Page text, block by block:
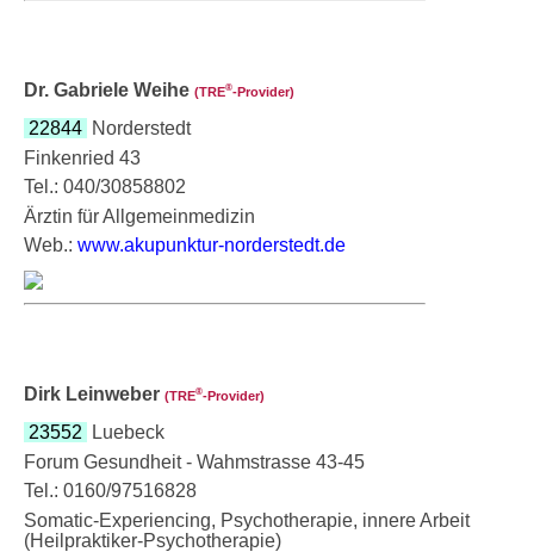
Dr. Gabriele Weihe (TRE®‑Provider)
22844 Norderstedt
Finkenried 43
Tel.: 040/30858802
Ärztin für Allgemeinmedizin
Web.: www.akupunktur-norderstedt.de
Dirk Leinweber (TRE®‑Provider)
23552
Luebeck
Forum Gesundheit - Wahmstrasse 43-45
Tel.: 0160/97516828
Somatic-Experiencing, Psychotherapie, innere Arbeit
(Heilpraktiker-Psychotherapie)